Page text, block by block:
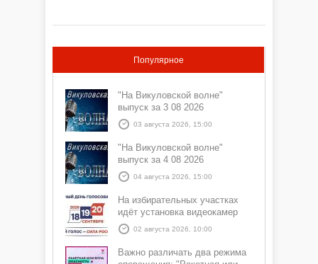
Популярное
"На Викуловской волне"
выпуск за 3 08 2026
03 августа 2026, 15:00
"На Викуловской волне"
выпуск за 4 08 2026
04 августа 2026, 15:00
На избирательных участках
идёт установка видеокамер
02 августа 2026, 10:00
Важно различать два режима